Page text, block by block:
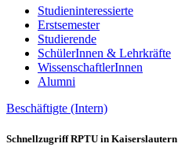
Studieninteressierte
Erstsemester
Studierende
SchülerInnen & Lehrkräfte
WissenschaftlerInnen
Alumni
Beschäftigte (Intern)
Schnellzugriff RPTU in Kaiserslautern